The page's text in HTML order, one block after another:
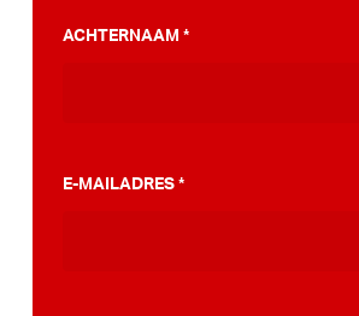
ACHTERNAAM *
E-MAILADRES *